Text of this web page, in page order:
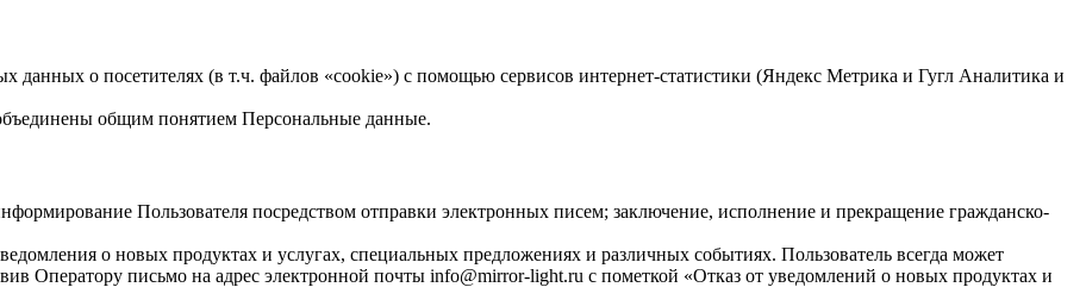
данных о посетителях (в т.ч. файлов «cookie») с помощью сервисов интернет-статистики (Яндекс Метрика и Гугл Аналитика и
общим понятием Персональные данные.
Пользователя посредством отправки электронных писем; заключение, исполнение и прекращение гражданско-
о новых продуктах и услугах, специальных предложениях и различных событиях. Пользователь всегда может
Оператору письмо на адрес электронной почты info@mirror-light.ru с пометкой «Отказ от уведомлений о новых продуктах и